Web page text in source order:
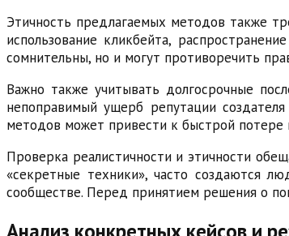
Этичность предлагаемых методов также
использование кликбейта,
сомнительны, но и могут противоречить
Важно также учитывать долгосрочные
непоправимый ущерб репутации
методов может привести к быстрой
Проверка реалистичности и этичности
«секретные техники», часто создаются
сообществе. Перед принятием решения о
Анализ конкретных кейсов и